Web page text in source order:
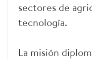
sectores de
tecnología.
La misión